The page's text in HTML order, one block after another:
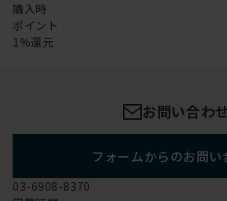
購入時
ポイント
1%還元
お問い合わせ
フォームからのお問い
03-6908-8370